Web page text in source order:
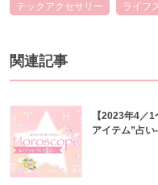
テックアクセサリー ライフ
関連記事
【2023年4／
アイテム”占